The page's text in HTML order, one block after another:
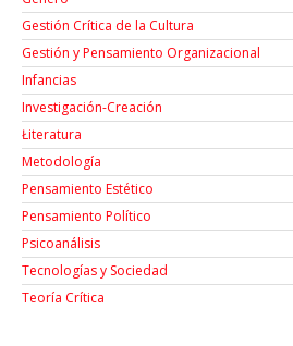
Gestión Crítica de la Cultura
Gestión y Pensamiento Organizacional
Infancias
Investigación-Creación
Łiteratura
Metodología
Pensamiento Estético
Pensamiento Político
Psicoanálisis
Tecnologías y Sociedad
Teoría Crítica